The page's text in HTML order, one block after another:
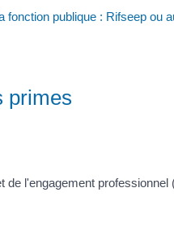
fonction publique : Rifseep ou
primes
l'engagement